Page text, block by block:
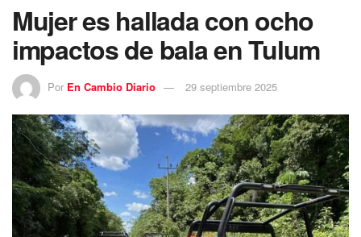
Mujer es hallada con ocho
impactos de bala en Tulum
Por En Cambio Diario 29 septiembre 2025